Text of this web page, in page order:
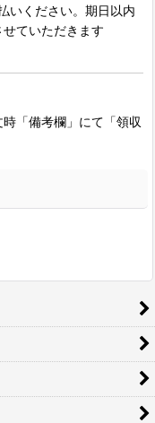
いください。期日以内
ていただきます
「備考欄」にて「領収